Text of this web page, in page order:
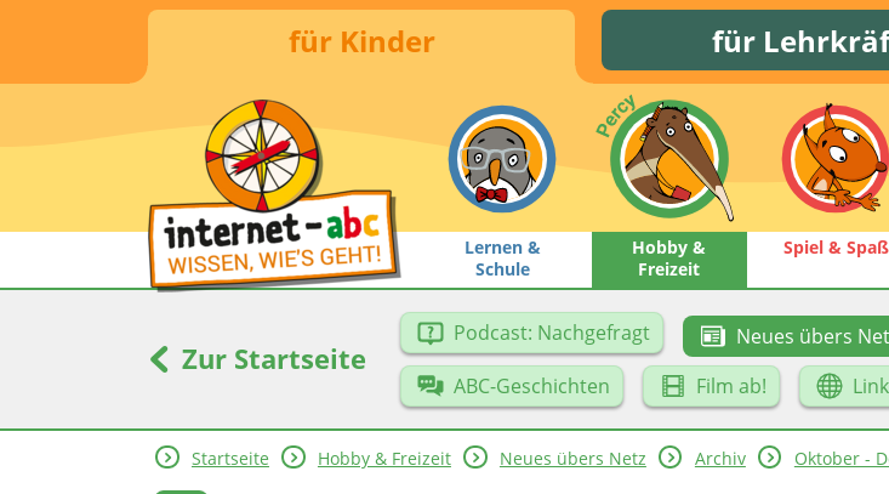
für Kinder für
Lernen &
Schule
Hobby &
Freizeit
Spiel & Spaß
Zur Startseite
Podcast: Nachgefragt Neues übers
ABC-Geschichten
Film ab!
Startseite Hobby & Freizeit Neues übers Netz Archiv Oktober -